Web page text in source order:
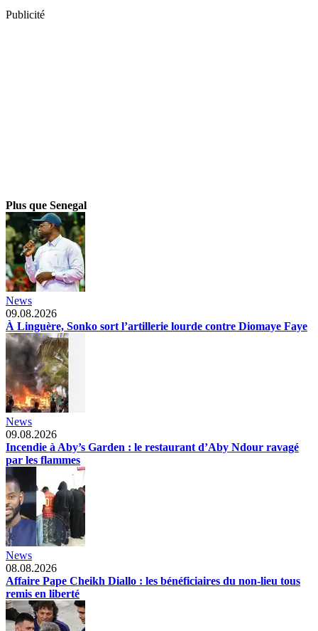
Publicité
Plus que Senegal
News
09.08.2026
À Linguère, Sonko sort l’artillerie lourde contre Diomaye Faye
News
09.08.2026
Incendie à Aby’s Garden : le restaurant d’Aby Ndour ravagé
par les flammes
News
08.08.2026
Affaire Pape Cheikh Diallo : les bénéficiaires du non-lieu tous
remis en liberté